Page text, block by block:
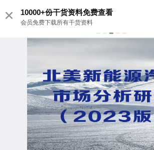
10000+份干货资料免费查看
会员免费下载所有干货资料